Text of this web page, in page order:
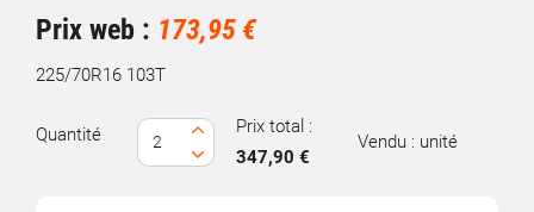
Prix web : 173,95 €
225/70R16 103T
Quantité
Prix total :
347,90 €
Vendu : unité